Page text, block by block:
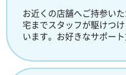
お近くの店舗へご持参い
宅までスタッフが駆けつ
います。お好きなサポー